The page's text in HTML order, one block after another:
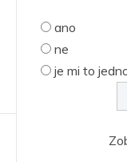
ano
ne
je mi to